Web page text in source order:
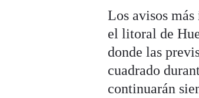
Los avisos
el litoral de
donde las
cuadrado
continuarán